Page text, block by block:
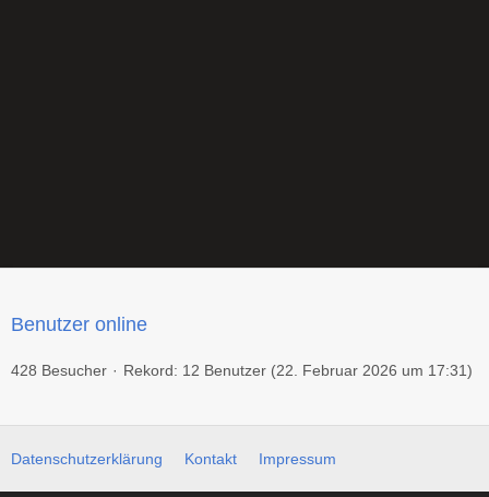
Benutzer online
428 Besucher Rekord: 12 Benutzer (22. Februar 2026 um 17:31)
Datenschutzerklärung Kontakt Impressum